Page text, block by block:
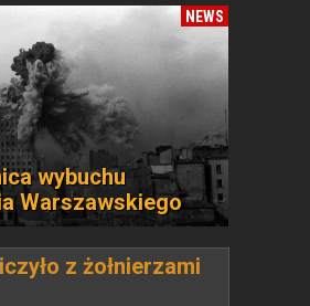
NEWS
wybuchu
Warszawskiego
z żołnierzami